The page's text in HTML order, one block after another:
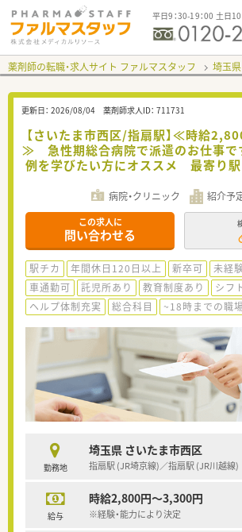
平日9：30-19：00 土日10
薬剤師の転職・求人サイト ファルマスタッフ 埼玉県
更新日： 2026/08/04 薬剤師求人ID： 711731
【さいたま市西区/指扇駅】≪時給
≫ 急性期総合病院で派遣のお仕事で
例を学びたい方にオススメ 最寄り
病院・クリニック 紹介予
この求人に
問い合わせる
駅チカ 年間休日120日以上 新卒可 未経
車通勤可
託児所あり 教育制度あり
シフ
ヘルプ体制充実
総合科目 ~18時までの職
勤務地
埼玉県 さいたま市西区
指扇駅 (JR埼京線)／指扇駅 (JR川越線)
給与
時給2,800円～3,300円
※経験・能力により決定